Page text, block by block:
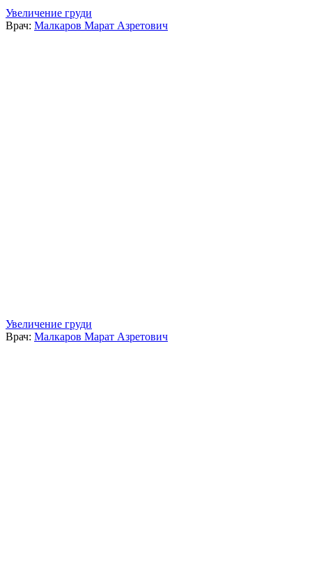
Увеличение груди
Врач: Малкаров Марат Азретович
Увеличение груди
Врач: Малкаров Марат Азретович